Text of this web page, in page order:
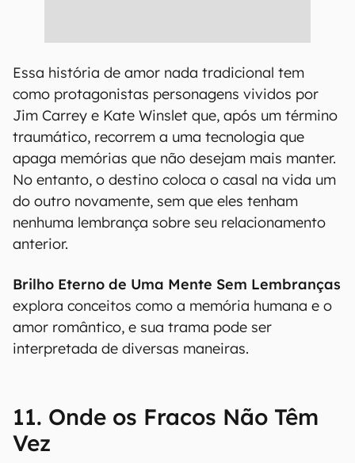
Essa história de amor nada tradicional tem
como protagonistas personagens vividos por
Jim Carrey e Kate Winslet que, após um término
traumático, recorrem a uma tecnologia que
apaga memórias que não desejam mais manter.
No entanto, o destino coloca o casal na vida um
do outro novamente, sem que eles tenham
nenhuma lembrança sobre seu relacionamento
anterior.
Brilho Eterno de Uma Mente Sem Lembranças
explora conceitos como a memória humana e o
amor romântico, e sua trama pode ser
interpretada de diversas maneiras.
11. Onde os Fracos Não Têm
Vez